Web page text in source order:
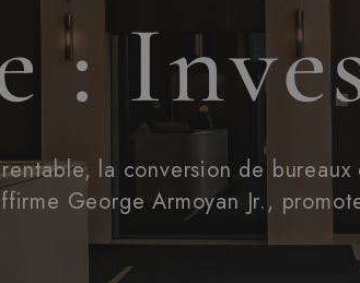
:
la conversion de
George Armoyan Jr.,